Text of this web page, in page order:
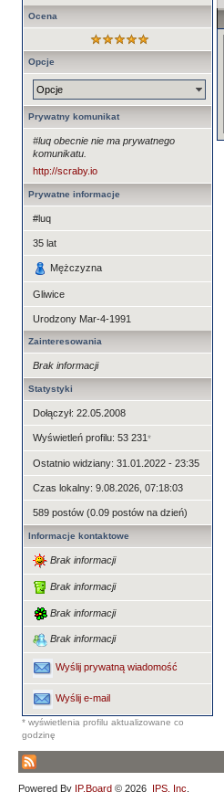
Ocena
Opcje
Opcje
Prywatny komunikat
#luq obecnie nie ma prywatnego
komunikatu.
http://scraby.io
Prywatne informacje
#luq
35 lat
Mężczyzna
Gliwice
Urodzony Mar-4-1991
Zainteresowania
Brak informacji
Statystyki
Dołączył: 22.05.2008
Wyświetleń profilu: 53 231*
Ostatnio widziany: 31.01.2022 - 23:35
Czas lokalny: 9.08.2026, 07:18:03
589 postów (0.09 postów na dzień)
Informacje kontaktowe
Brak informacji
Brak informacji
Brak informacji
Brak informacji
Wyślij prywatną wiadomość
Wyślij e-mail
* wyświetlenia profilu aktualizowane co
godzinę
Powered By IP.Board © 2026 IPS, Inc